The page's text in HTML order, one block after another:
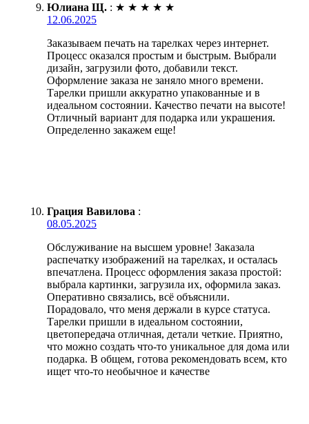
Юлиана Щ. : ★ ★ ★ ★ ★
12.06.2025
Заказываем печать на тарелках через интернет.
Процесс оказался простым и быстрым. Выбрали
дизайн, загрузили фото, добавили текст.
Оформление заказа не заняло много времени.
Тарелки пришли аккуратно упакованные и в
идеальном состоянии. Качество печати на высоте!
Отличный вариант для подарка или украшения.
Определенно закажем еще!
Грация Вавилова :
08.05.2025
Обслуживание на высшем уровне! Заказала
распечатку изображений на тарелках, и осталась
впечатлена. Процесс оформления заказа простой:
выбрала картинки, загрузила их, оформила заказ.
Оперативно связались, всё объяснили.
Порадовало, что меня держали в курсе статуса.
Тарелки пришли в идеальном состоянии,
цветопередача отличная, детали четкие. Приятно,
что можно создать что-то уникальное для дома или
подарка. В общем, готова рекомендовать всем, кто
ищет что-то необычное и качестве